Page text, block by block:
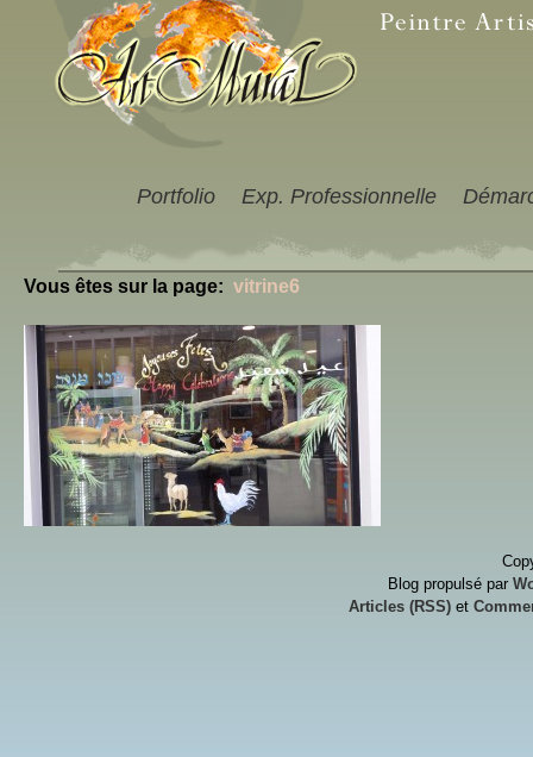
Portfolio Exp. Professionnelle
Vous êtes sur la page: vitrine6
Blog propulsé par
Articles (RSS) et